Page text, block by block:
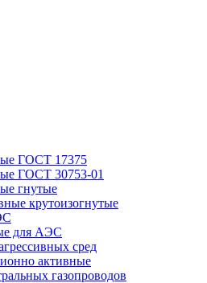
ГОСТ 17375
ГОСТ 30753-01
гнутые
крутоизогнутые
для АЭС
сред
активные
газопроводов